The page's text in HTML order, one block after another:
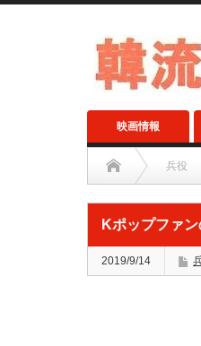
映画情報
兵役
Kポップファ
2019/9/14